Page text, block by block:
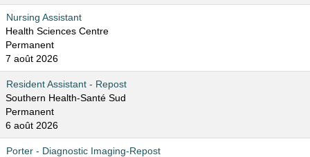
Nursing Assistant
Health Sciences Centre
Permanent
7 août 2026
Resident Assistant - Repost
Southern Health-Santé Sud
Permanent
6 août 2026
Porter - Diagnostic Imaging-Repost